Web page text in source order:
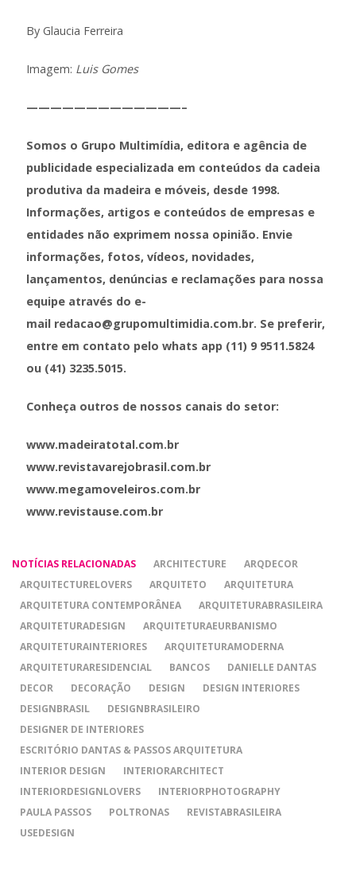
By Glaucia Ferreira
Imagem: Luis Gomes
—————————————–
Somos o Grupo Multimídia, editora e agência de
publicidade especializada em conteúdos da cadeia
produtiva da madeira e móveis, desde 1998.
Informações, artigos e conteúdos de empresas e
entidades não exprimem nossa opinião. Envie
informações, fotos, vídeos, novidades,
lançamentos, denúncias e reclamações para nossa
equipe através do e-
mail redacao@grupomultimidia.com.br. Se preferir,
entre em contato pelo whats app (11) 9 9511.5824
ou (41) 3235.5015.
Conheça outros de nossos canais do setor:
​www.madeiratotal.com.br
www.revistavarejobrasil.com.br
www.megamoveleiros.com.br
www.revistause.com.br
NOTÍCIAS RELACIONADAS ARCHITECTURE
ARQDECOR
ARQUITECTURELOVERS
ARQUITETO
ARQUITETURA
ARQUITETURA CONTEMPORÂNEA
ARQUITETURABRASILEIRA
ARQUITETURADESIGN
ARQUITETURAEURBANISMO
ARQUITETURAINTERIORES
ARQUITETURAMODERNA
ARQUITETURARESIDENCIAL
BANCOS
DANIELLE DANTAS
DECOR
DECORAÇÃO DESIGN
DESIGN INTERIORES
DESIGNBRASIL
DESIGNBRASILEIRO
DESIGNER DE INTERIORES
ESCRITÓRIO DANTAS & PASSOS ARQUITETURA
INTERIOR DESIGN
INTERIORARCHITECT
INTERIORDESIGNLOVERS
INTERIORPHOTOGRAPHY
PAULA PASSOS
POLTRONAS
REVISTABRASILEIRA
USEDESIGN